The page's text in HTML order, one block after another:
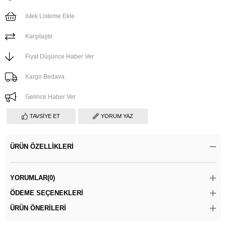
İstek Listeme Ekle
Karşılaştır
Fiyat Düşünce Haber Ver
Kargo Bedava
Gelince Haber Ver
TAVSIYE ET YORUM YAZ
ÜRÜN ÖZELLIKLERI
YORUMLAR(0)
ÖDEME SEÇENEKLERI
ÜRÜN ÖNERILERI